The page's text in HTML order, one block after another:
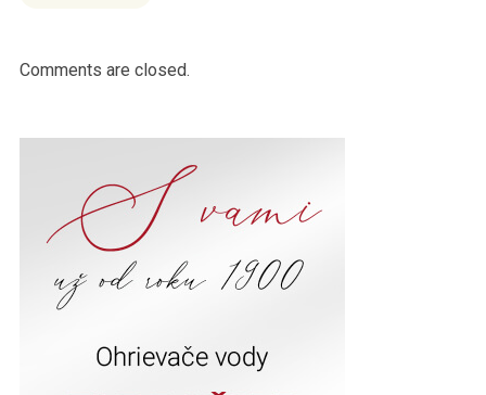
Comments are closed.